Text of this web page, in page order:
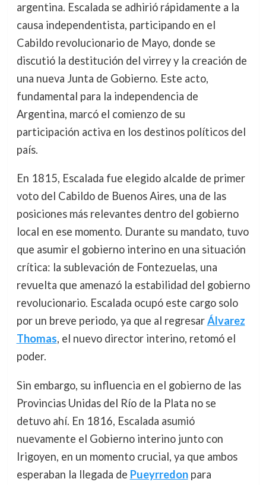
argentina. Escalada se adhirió rápidamente a la
causa independentista, participando en el
Cabildo revolucionario de Mayo, donde se
discutió la destitución del virrey y la creación de
una nueva Junta de Gobierno. Este acto,
fundamental para la independencia de
Argentina, marcó el comienzo de su
participación activa en los destinos políticos del
país.
En 1815, Escalada fue elegido alcalde de primer
voto del Cabildo de Buenos Aires, una de las
posiciones más relevantes dentro del gobierno
local en ese momento. Durante su mandato, tuvo
que asumir el gobierno interino en una situación
crítica: la sublevación de Fontezuelas, una
revuelta que amenazó la estabilidad del gobierno
revolucionario. Escalada ocupó este cargo solo
por un breve periodo, ya que al regresarÁlvarez
Thomas, el nuevo director interino, retomó el
poder.
Sin embargo, su influencia en el gobierno de las
Provincias Unidas del Río de la Plata no se
detuvo ahí. En 1816, Escalada asumió
nuevamente el Gobierno interino junto con
Irigoyen, en un momento crucial, ya que ambos
esperaban la llegada de Pueyrredonpara